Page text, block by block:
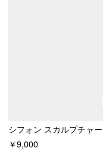
￥9,000